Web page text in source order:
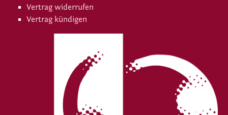
Vertrag widerrufen
Vertrag kündigen